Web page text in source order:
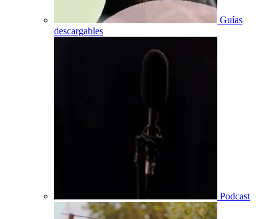
Guías
descargables
Podcast